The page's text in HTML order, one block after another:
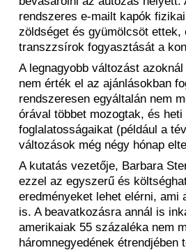
rendszeres e-mailt kapók
zöldséget és gyümölcsöt
transzzsírok fogyasztását a
A legnagyobb változást
nem érték el az ajánlásokban
rendszeresen egyáltalán nem
órával többet mozogtak, és
foglalatosságaikat (például a
változások még négy hónap
A kutatás vezetője, Barbara
ezzel az egyszerű és
eredményeket lehet elérni, ami
is. A beavatkozásra annál is
amerikaiak 55 százaléka nem
háromnegyedének